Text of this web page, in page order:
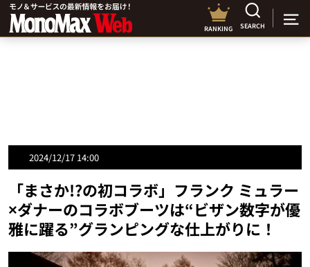
RANKING SEARCH
2024/12/17 14:00
「まさか!?の初コラボ」フランク ミュラー
×ダナーのコラボブーツは“ビザン数字が優
雅に躍る”グランピングな仕上がりに！